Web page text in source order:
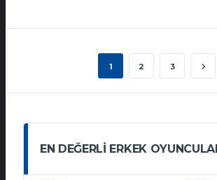
1 2 3
EN DEĞERLI ERKEK